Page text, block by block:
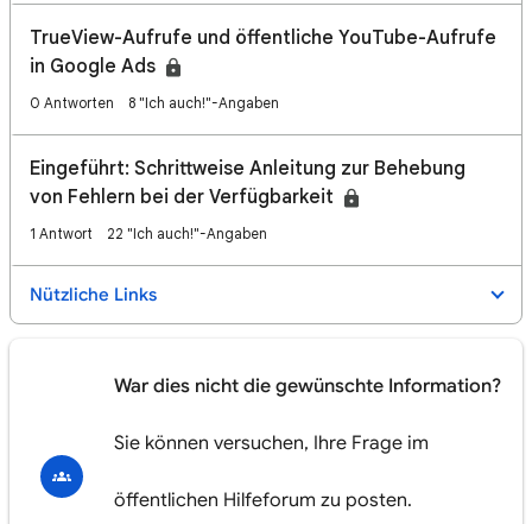
TrueView-Aufrufe und öffentliche YouTube-Aufrufe
in Google Ads
0 Antworten 8 "Ich auch!"-Angaben
Eingeführt: Schrittweise Anleitung zur Behebung
von Fehlern bei der Verfügbarkeit
1 Antwort 22 "Ich auch!"-Angaben
Nützliche Links
War dies nicht die gewünschte Information?
Sie können versuchen, Ihre Frage im
öffentlichen Hilfeforum zu posten.